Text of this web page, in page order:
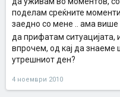
поделам среќните
заедно со мене .. ама више
да прифатам
впрочем, од кај да знаеме
утрешниот ден?
4 ноември 2010